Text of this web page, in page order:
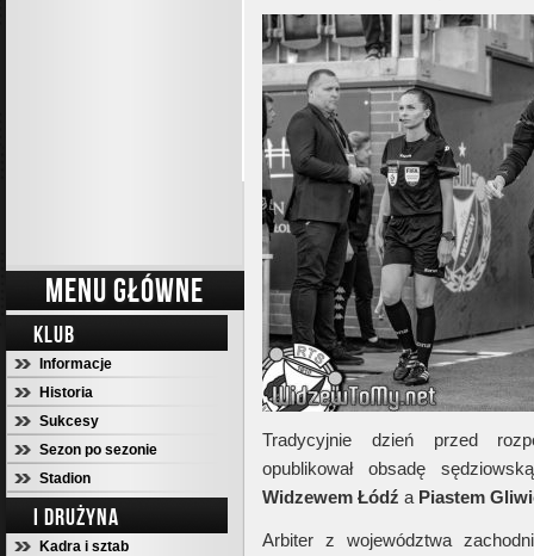
MENU GŁÓWNE
KLUB
Informacje
Historia
Sukcesy
Sezon po sezonie
Stadion
I DRUŻYNA
Kadra i sztab
Tradycyjnie dzień przed
opublikował obsadę
Widzewem Łódź a Piastem
Arbiter z województwa